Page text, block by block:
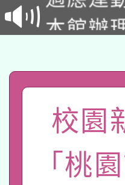
招)
本館辦
礎課程
A3數位
「數位
有關大
薪期間
轉知經
校園
「桃